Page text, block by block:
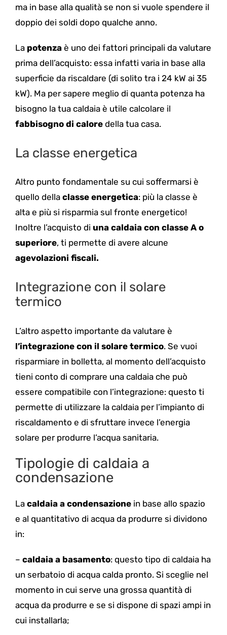
ma in base alla qualità se non si vuole spendere il
doppio dei soldi dopo qualche anno.
La potenzaè uno dei fattori principali da valutare
prima dell’acquisto: essa infatti varia in base alla
superficie da riscaldare (di solito tra i 24 kW ai 35
kW). Ma per sapere meglio di quanta potenza ha
bisogno la tua caldaia è utile calcolare il
fabbisogno di caloredella tua casa.
La classe energetica
Altro punto fondamentale su cui soffermarsi è
quello della classe energetica: più la classe è
alta e più si risparmia sul fronte energetico!
Inoltre l’acquisto di una caldaia con classe A o
superiore, ti permette di avere alcune
agevolazioni fiscali.
Integrazione con il solare
termico
L’altro aspetto importante da valutare è
l’integrazione con il solare termico. Se vuoi
risparmiare in bolletta, al momento dell’acquisto
tieni conto di comprare una caldaia che può
essere compatibile con l’integrazione: questo ti
permette di utilizzare la caldaia per l’impianto di
riscaldamento e di sfruttare invece l’energia
solare per produrre l’acqua sanitaria.
Tipologie di caldaia a
condensazione
La caldaia a condensazionein base allo spazio
e al quantitativo di acqua da produrre si dividono
in:
– caldaia a basamento: questo tipo di caldaia ha
un serbatoio di acqua calda pronto. Si sceglie nel
momento in cui serve una grossa quantità di
acqua da produrre e se si dispone di spazi ampi in
cui installarla;